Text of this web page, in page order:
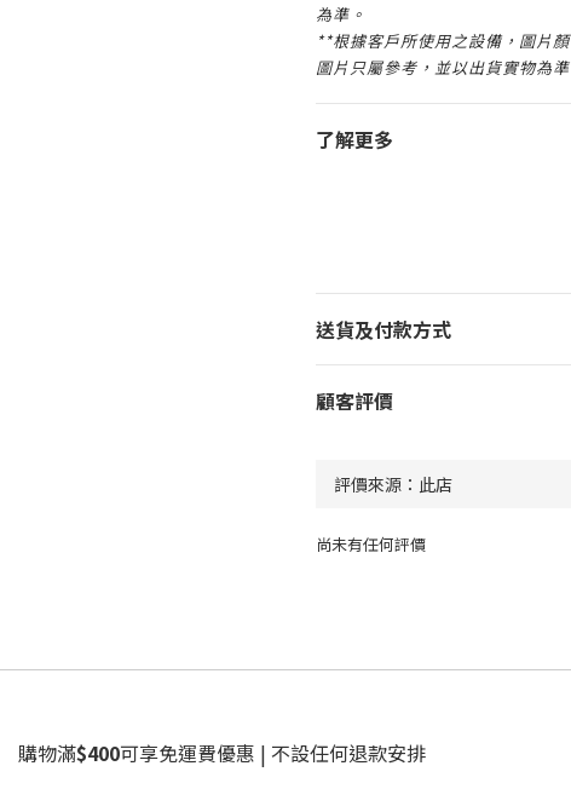
為準。
**根據客戶所使用之設備，圖片
圖片只屬參考，並以出貨實物為準
了解更多
送貨及付款方式
顧客評價
尚未有任何評價
購物滿$400可享免運費優惠 | 不設任何退款安排